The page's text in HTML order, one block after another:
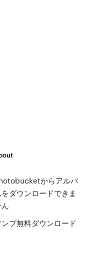
からアルバ
をダウンロードできま
ンプ無料ダウンロード